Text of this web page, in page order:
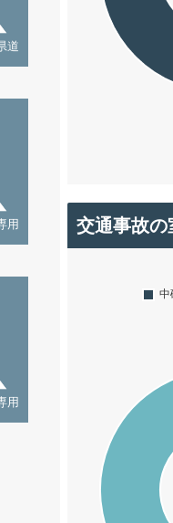
道
用
用
交通事故の